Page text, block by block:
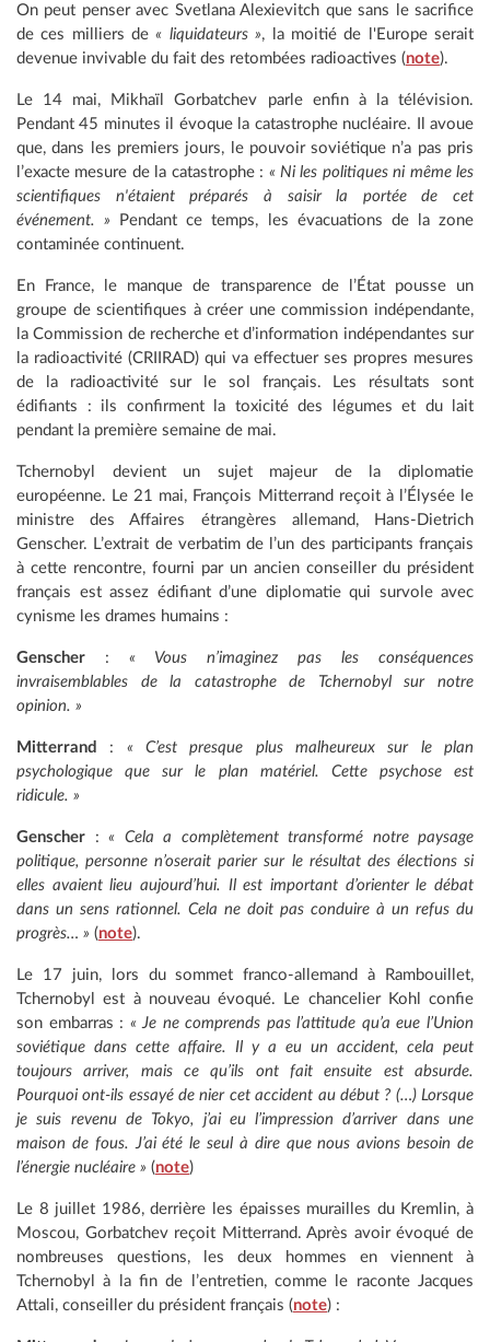
On peut penser avec Svetlana Alexievitch que sans le sacrifice
de ces milliers de« liquidateurs », la moitié de l'Europe serait
devenue invivable du fait des retombées radioactives (note).
Le 14 mai, Mikhaïl Gorbatchev parle enfin à la télévision.
Pendant 45 minutes il évoque la catastrophe nucléaire. Il avoue
que, dans les premiers jours, le pouvoir soviétique n’a pas pris
l’exacte mesure de la catastrophe : « Ni les politiques ni même les
scientifiques n'étaient préparés à saisir la portée de cet
événement. » Pendant ce temps, les évacuations de la zone
contaminée continuent.
En France, le manque de transparence de l’État pousse un
groupe de scientifiques à créer une commission indépendante,
la Commission de recherche et d’information indépendantes sur
la radioactivité (CRIIRAD) qui va effectuer ses propres mesures
de la radioactivité sur le sol français. Les résultats sont
édifiants : ils confirment la toxicité des légumes et du lait
pendant la première semaine de mai.
Tchernobyl devient un sujet majeur de la diplomatie
européenne. Le 21 mai, François Mitterrand reçoit à l’Élysée le
ministre des Affaires étrangères allemand, Hans-Dietrich
Genscher. L’extrait de verbatim de l’un des participants français
à cette rencontre, fourni par un ancien conseiller du président
français est assez édifiant d’une diplomatie qui survole avec
cynisme les drames humains :
Genscher : « Vous n’imaginez pas les conséquences
invraisemblables de la catastrophe de Tchernobyl sur notre
opinion. »
Mitterrand : « C’est presque plus malheureux sur le plan
psychologique que sur le plan matériel. Cette psychose est
ridicule. »
Genscher : « Cela a complètement transformé notre paysage
politique, personne n’oserait parier sur le résultat des élections si
elles avaient lieu aujourd’hui. Il est important d’orienter le débat
dans un sens rationnel. Cela ne doit pas conduire à un refus du
progrès… » (note).
Le 17 juin, lors du sommet franco-allemand à Rambouillet,
Tchernobyl est à nouveau évoqué. Le chancelier Kohl confie
son embarras : « Je ne comprends pas l’attitude qu’a eue l’Union
soviétique dans cette affaire. Il y a eu un accident, cela peut
toujours arriver, mais ce qu’ils ont fait ensuite est absurde.
Pourquoi ont-ils essayé de nier cet accident au début ? (…) Lorsque
je suis revenu de Tokyo, j’ai eu l’impression d’arriver dans une
maison de fous. J’ai été le seul à dire que nous avions besoin de
l’énergie nucléaire » (note)
Le 8 juillet 1986, derrière les épaisses murailles du Kremlin, à
Moscou, Gorbatchev reçoit Mitterrand. Après avoir évoqué de
nombreuses questions, les deux hommes en viennent à
Tchernobyl à la fin de l’entretien, comme le raconte Jacques
Attali, conseiller du président français (note) :